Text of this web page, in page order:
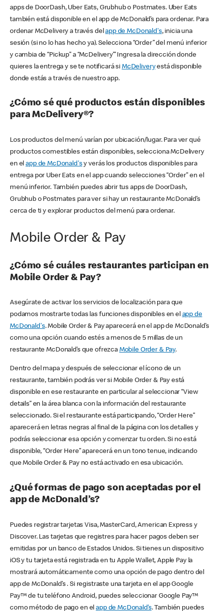
apps de DoorDash, Uber Eats, Grubhub o Postmates. Uber Eats
también está disponible en el app de McDonald’s para ordenar. Para
ordenar McDelivery a través delapp de McDonald's, inicia una
sesión (si no lo has hecho ya). Selecciona “Order” del menú inferior
y cambia de “Pickup” a “McDelivery’” Ingresa la dirección donde
quieres la entrega y se te notificará si McDeliveryestá disponible
donde estás a través de nuestro app.
¿Cómo sé qué productos están disponibles
para McDelivery®?
Los productos del menú varían por ubicación/lugar. Para ver qué
productos comestibles están disponibles, selecciona McDelivery
en elapp de McDonald'sy verás los productos disponibles para
entrega por Uber Eats en el app cuando selecciones “Order” en el
menú inferior. También puedes abrir tus apps de DoorDash,
Grubhub o Postmates para ver si hay un restaurante McDonald’s
cerca de ti y explorar productos del menú para ordenar.
Mobile Order & Pay
¿Cómo sé cuáles restaurantes participan en
Mobile Order & Pay?
Asegúrate de activar los servicios de localización para que
podamos mostrarte todas las funciones disponibles en el app de
McDonald's. Mobile Order & Pay aparecerá en el app de McDonald’s
como una opción cuando estés a menos de 5 millas de un
restaurante McDonald’s que ofrezca Mobile Order & Pay.
Dentro del mapa y después de seleccionar el ícono de un
restaurante, también podrás ver si Mobile Order & Pay está
disponible en ese restaurante en particular al seleccionar “View
details” en la área blanca con la información del restaurante
seleccionado. Si el restaurante está participando, “Order Here”
aparecerá en letras negras al final de la página con los detalles y
podrás seleccionar esa opción y comenzar tu orden. Si no está
disponible, “Order Here” aparecerá en un tono tenue, indicando
que Mobile Order & Pay no está activado en esa ubicación.
¿Qué formas de pago son aceptadas por el
app de McDonald’s?
Puedes registrar tarjetas Visa, MasterCard, American Express y
Discover. Las tarjetas que registres para hacer pagos deben ser
emitidas por un banco de Estados Unidos. Si tienes un dispositivo
iOS y tu tarjeta está registrada en tu Apple Wallet, Apple Pay la
mostrará automáticamente como una opción de pago dentro del
app de McDonald’s . Si registraste una tarjeta en el app Google
Pay™ de tu teléfono Android, puedes seleccionar Google Pay™
como método de pago en elapp de McDonald’s. También puedes